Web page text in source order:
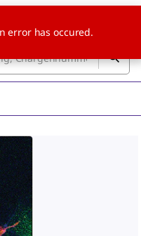
error has occured.